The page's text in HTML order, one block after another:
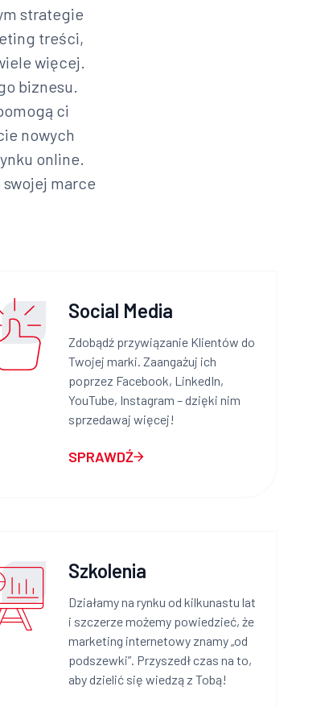
strategie
treści,
więcej.
biznesu.
ci
nowych
online.
marce
Social Media
Zdobądź przywiązanie Klientów do
Twojej marki. Zaangażuj ich
poprzez Facebook, LinkedIn,
YouTube, Instagram – dzięki nim
sprzedawaj więcej!
SPRAWDŹ
Szkolenia
Działamy na rynku od kilkunastu lat
i szczerze możemy powiedzieć, że
marketing internetowy znamy „od
podszewki”. Przyszedł czas na to,
aby dzielić się wiedzą z Tobą!